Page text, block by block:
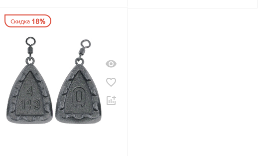
Скидка 18%